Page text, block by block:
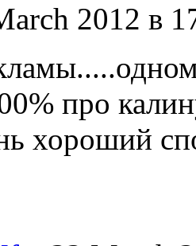
2012 в
про
хороший